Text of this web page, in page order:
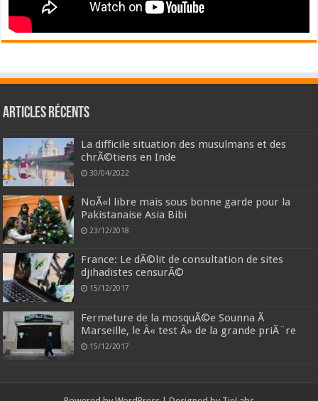
Articles récents
La difficile situation des musulmans et des
chrÃ©tiens en Inde
30/04/2022
NoÃ«l libre mais sous bonne garde pour la
Pakistanaise Asia Bibi
23/12/2018
France: Le dÃ©lit de consultation de sites
djihadistes censurÃ©
15/12/2017
Fermeture de la mosquÃ©e Sounna Ã
Marseille, le Â« test Â» de la grande priÃ¨re
15/12/2017